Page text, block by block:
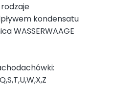
kondensatu
WASSERWAAGE